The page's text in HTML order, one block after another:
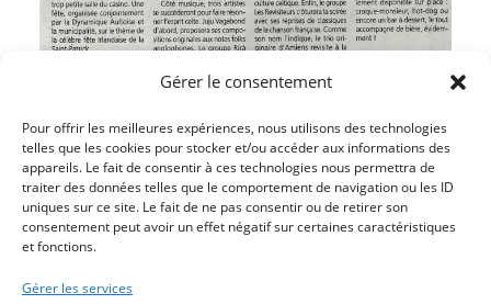
Gérer le consentement
Pour offrir les meilleures expériences, nous utilisons des technologies
telles que les cookies pour stocker et/ou accéder aux informations des
appareils. Le fait de consentir à ces technologies nous permettra de
traiter des données telles que le comportement de navigation ou les ID
uniques sur ce site. Le fait de ne pas consentir ou de retirer son
consentement peut avoir un effet négatif sur certaines caractéristiques
et fonctions.
Gérer les services
Article précédent
LES HABITANTS INVITÉS A DONNER LEUR AVIS
JUSQU’AU 23 MARS